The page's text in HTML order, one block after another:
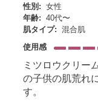
性別: 女性
年齢: 40代〜
肌タイプ: 混合肌
使用感
ミツロウクリー
の子供の肌荒れ
す。